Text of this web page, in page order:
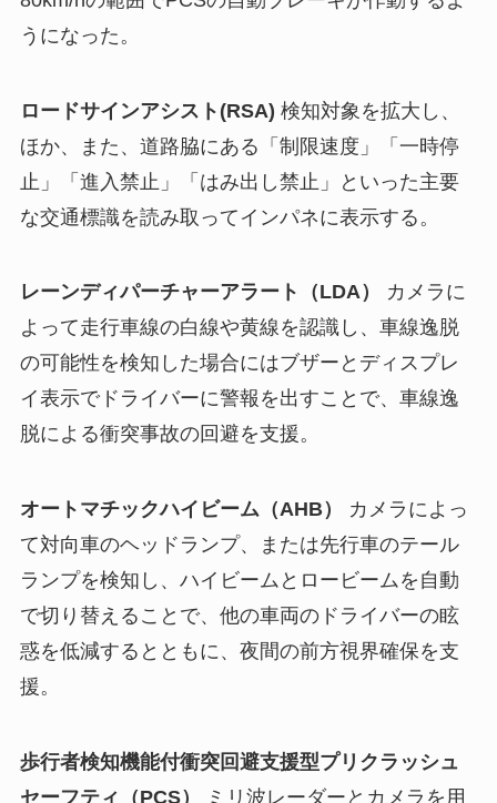
うになった。
ロードサインアシスト(RSA) 検知対象を拡大し、
ほか、また、道路脇にある「制限速度」「一時停
止」「進入禁止」「はみ出し禁止」といった主要
な交通標識を読み取ってインパネに表示する。
レーンディパーチャーアラート（LDA）
カメラに
よって走行車線の白線や黄線を認識し、車線逸脱
の可能性を検知した場合にはブザーとディスプレ
イ表示でドライバーに警報を出すことで、車線逸
脱による衝突事故の回避を支援。
オートマチックハイビーム（AHB）
カメラによっ
て対向車のヘッドランプ、または先行車のテール
ランプを検知し、ハイビームとロービームを自動
で切り替えることで、他の車両のドライバーの眩
惑を低減するとともに、夜間の前方視界確保を支
援。
歩行者検知機能付衝突回避支援型プリクラッシュ
セーフティ（PCS）
ミリ波レーダーとカメラを用